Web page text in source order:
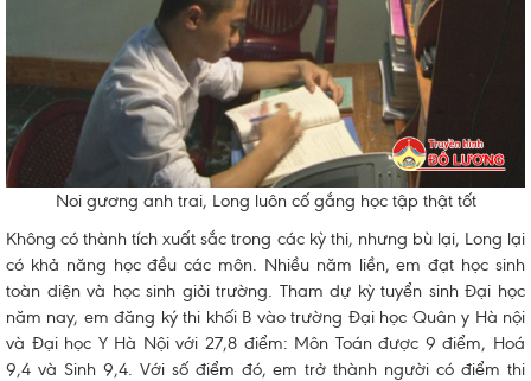
Noi gương anh trai, Long luôn cố gắng học tập thật tốt
Không có thành tích xuất sắc trong các kỳ thi, nhưng bù lại, Long lại
có khả năng học đều các môn. Nhiều năm liền, em đạt học sinh
toàn diện và học sinh giỏi trường. Tham dự kỳ tuyển sinh Đại học
năm nay, em đăng ký thi khối B vào trường Đại học Quân y Hà nội
và Đại học Y Hà Nội với 27,8 điểm: Môn Toán được 9 điểm, Hoá
9,4 và Sinh 9,4. Với số điểm đó, em trở thành người có điểm thi